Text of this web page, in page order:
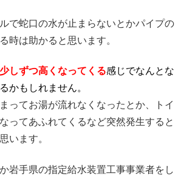
で蛇口の水が止まらないとかパイプの
時は助かると思います。
しずつ高くなってくる感じでなんとな
かもしれません。
ってお湯が流れなくなったとか、トイ
ってあふれてくるなど突然発生すると
います。
岩手県の指定給水装置工事事業者をし